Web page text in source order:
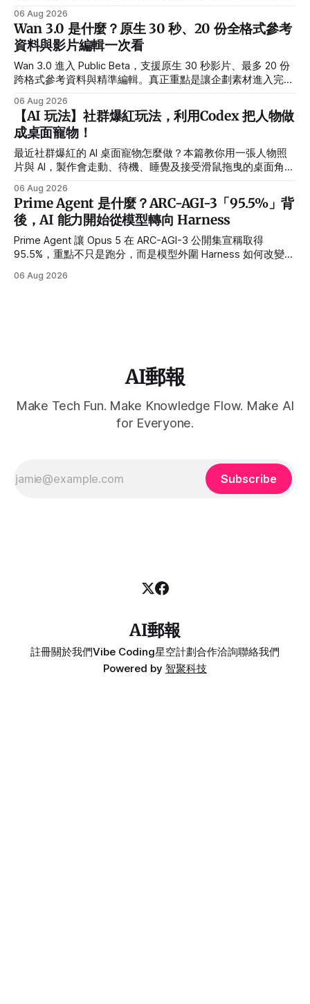
06 Aug 2026
Wan 3.0 是什麼？原生 30 秒、20 份全格式參考
資料與影片編輯一次看
Wan 3.0 進入 Public Beta，支援原生 30 秒影片、最多 20 份
跨格式參考資料與精準編輯。真正重點是讓企劃素材進入完整
06 Aug 2026
【AI 玩法】社群爆紅玩法，利用Codex 把人物做
成桌面寵物！
最近社群爆紅的 AI 桌面寵物怎麼做？本篇教你用一張人物照
片與 AI，製作會走動、待機、睡覺及接受滑鼠拖曳的桌面角
06 Aug 2026
Prime Agent 是什麼？ARC-AGI-3「95.5%」背
後，AI 能力開始從模型轉向 Harness
Prime Agent 讓 Opus 5 在 ARC-AGI-3 公開集宣稱取得
95.5%，重點不只是跑分，而是模型外圍 Harness 如何改變長
06 Aug 2026
AI郵報
Make Tech Fun. Make Knowledge Flow. Make AI
for Everyone.
Subscribe
AI郵報
註冊關於我們Vibe Coding星空計劃合作洽詢聯絡我們
Powered by 智聚科技